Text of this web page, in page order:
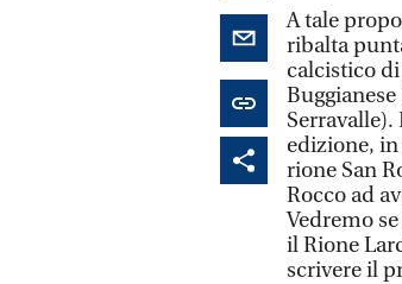
A tale
ribalta
calcistico
edizione,
rione San
Rocco ad
Vedremo
il Rione
scrivere il